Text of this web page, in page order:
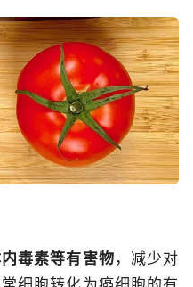
毒素等有害物 ，减少对